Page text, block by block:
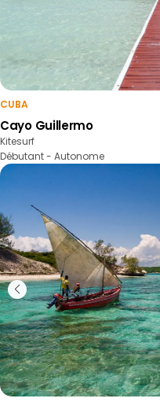
CUBA
Cayo Guillermo
Kitesurf
Débutant - Autonome